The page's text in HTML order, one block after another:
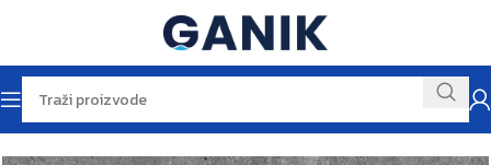
Početna Pločice Podne pločice